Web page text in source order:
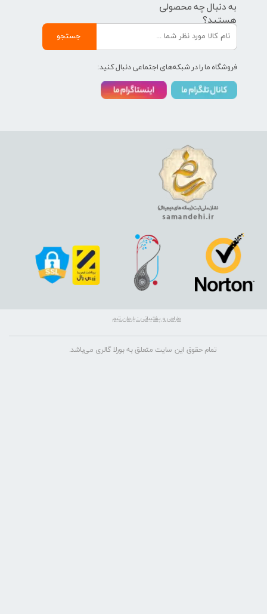
تمام حقوق این سایت متعلق به بورلا گالری می‌باشد.
طراحی و پشتیبانی : بارمان تیم
به دنبال چه محصولی
هستید؟
جستجو
فروشگاه ما را در شبکه‌های اجتماعی دنبال کنید: